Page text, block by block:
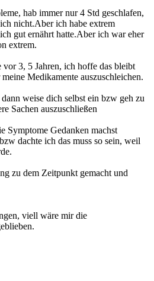
hab immer nur 4 Std geschlafen,
nicht.Aber ich habe extrem
gut ernährt hatte.Aber ich war eher
extrem.
vor 3, 5 Jahren, ich hoffe das bleibt
Medikamente auszuschleichen.
weise dich selbst ein bzw geh zu
Sachen auszuschließen
Symptome Gedanken machst
dachte ich das muss so sein, weil
zu dem Zeitpunkt gemacht und
viell wäre mir die